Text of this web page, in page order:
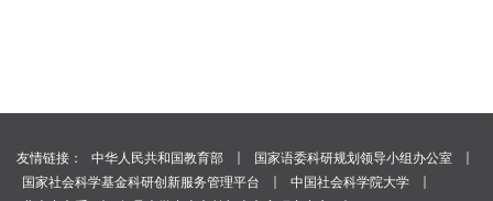
友情链接： 中华人民共和国教育部 国家语委科研规划领导小组办公室
国家社会科学基金科研创新服务管理平台
中国社会科学院大学